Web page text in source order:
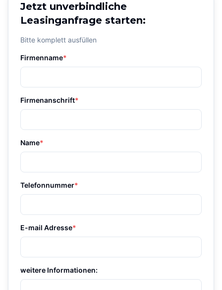
Jetzt unverbindliche
Leasinganfrage starten:
Bitte komplett ausfüllen
Firmenname*
Firmenanschrift*
Name*
Telefonnummer*
E-mail Adresse*
weitere Informationen: